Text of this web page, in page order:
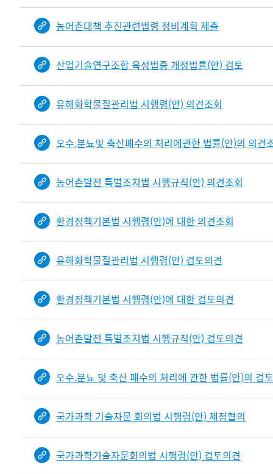
농어촌대책 추진관련법령 정비계획 제출
산업기술연구조합 육성법중 개정법률(안) 검토
유해화학물질관리법 시행령(안) 의견조회
오수.분뇨및 축산폐수의 처리에관한 법률(안)의 의견
농어촌발전 특별조치법 시행규칙(안) 의견조회
환경정책기본법 시행령(안)에 대한 의견조회
유해화학물질관리법 시행령(안) 검토의견
환경정책기본법 시행령(안)에 대한 검토의견
농어촌발전 특별조치법 시행규칙(안) 검토의견
오수.분뇨 및 축산 폐수의 처리에 관한 법률(안)의 검
국가과학 기술자문 회의법 시행령(안) 제정협의
국가과학기술자문회의법 시행령(안) 검토의견